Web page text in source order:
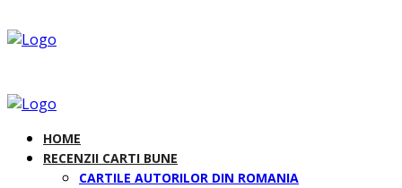
HOME
RECENZII CARTI BUNE
CARTILE AUTORILOR DIN ROMANIA